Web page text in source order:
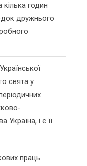
годин
дружнього
свята у
Україна, і є її
праць